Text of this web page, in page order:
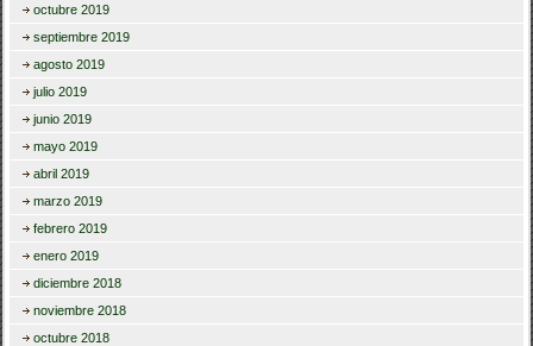
octubre 2019
septiembre 2019
agosto 2019
julio 2019
junio 2019
mayo 2019
abril 2019
marzo 2019
febrero 2019
enero 2019
diciembre 2018
noviembre 2018
octubre 2018